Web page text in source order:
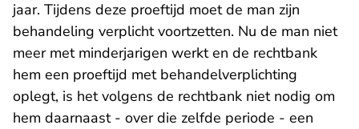
jaar. Tijdens deze proeftijd moet de man zijn
behandeling verplicht voortzetten. Nu de man niet
meer met minderjarigen werkt en de rechtbank
hem een proeftijd met behandelverplichting
oplegt, is het volgens de rechtbank niet nodig om
hem daarnaast - over die zelfde periode - een